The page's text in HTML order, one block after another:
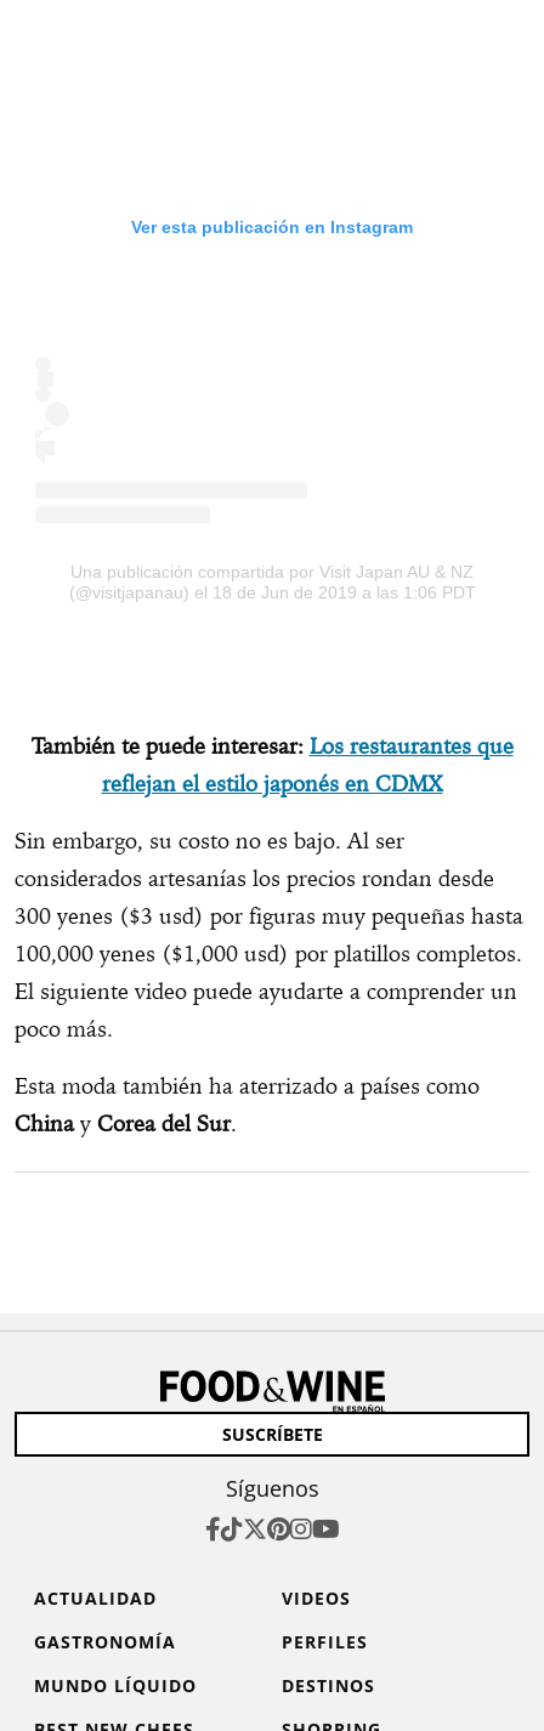
Ver esta publicación en Instagram
Una publicación compartida por Visit Japan AU & NZ
(@visitjapanau) el 18 de Jun de 2019 a las 1:06 PDT
También te puede interesar: Los restaurantes que
reflejan el estilo japonés en CDMX
Sin embargo, su costo no es bajo. Al ser
considerados artesanías los precios rondan desde
300 yenes ($3 usd) por figuras muy pequeñas hasta
100,000 yenes ($1,000 usd) por platillos completos.
El siguiente video puede ayudarte a comprender un
poco más.
Esta moda también ha aterrizado a países como
Chinay Corea del Sur.
SUSCRÍBETE
Síguenos
ACTUALIDAD
VIDEOS
GASTRONOMÍA
PERFILES
MUNDO LÍQUIDO
DESTINOS